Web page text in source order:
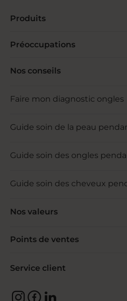
Produits
Préoccupations
Nos conseils
Faire mon diagnostic ongles
Guide soin de la peau
Guide soin des ongles
Guide soin des cheveux
Nos valeurs
Points de ventes
Service client